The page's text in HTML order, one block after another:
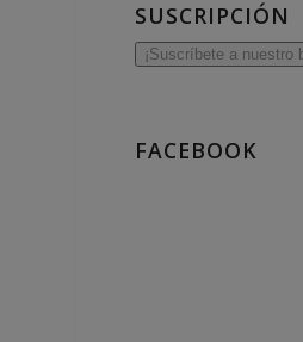
SUSCRIPCIÓN
¡Suscríbete a nuestro
FACEBOOK